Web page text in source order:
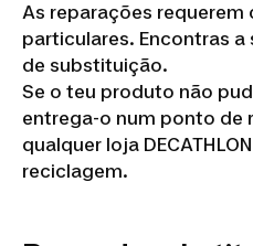
As reparações
particulares. Encontras a
de substituição.
Se o teu produto não
entrega-o num ponto de
qualquer loja
reciclagem.